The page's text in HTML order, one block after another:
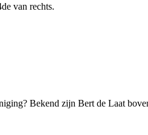
van rechts.
Bekend zijn Bert de Laat